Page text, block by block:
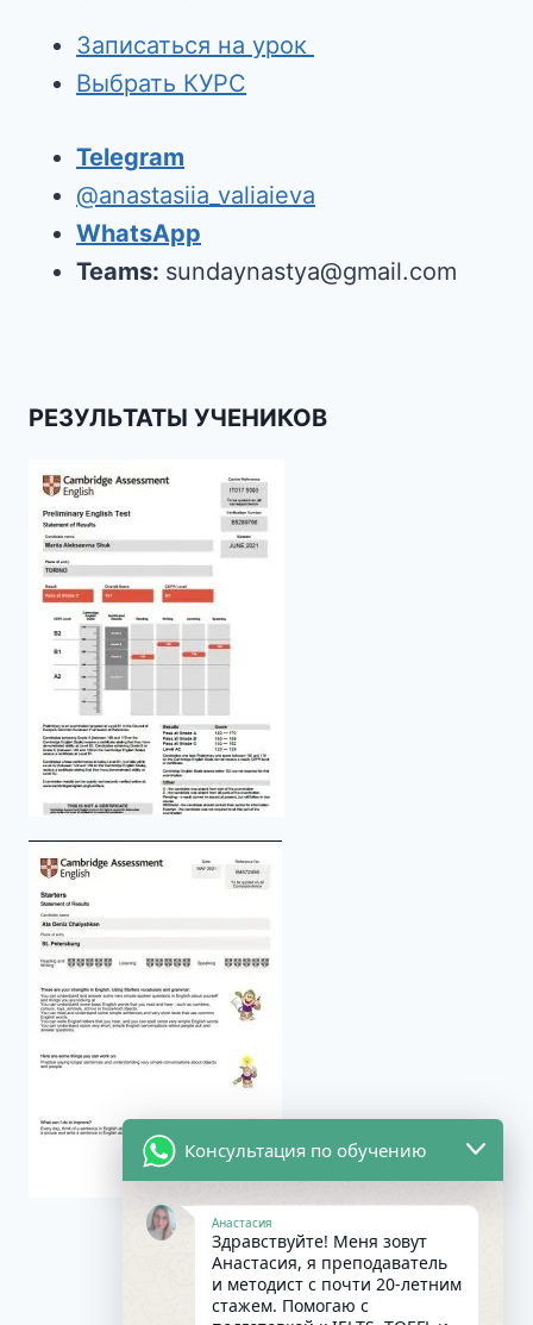
Записаться на урок
Выбрать КУРС
Telegram
@anastasiia_valiaieva
WhatsApp
Teams: sundaynastya@gmail.com
РЕЗУЛЬТАТЫ УЧЕНИКОВ
Консультация по обучению
Анастасия
Здравствуйте! Меня зовут
Анастасия, я преподаватель
и методист с почти 20-летним
стажем. Помогаю с